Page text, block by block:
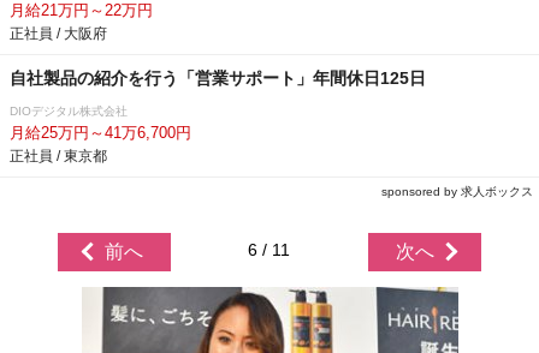
月給21万円～22万円
正社員 / 大阪府
自社製品の紹介を行う「営業サポート」年間休日125日
DIOデジタル株式会社
月給25万円～41万6,700円
正社員 / 東京都
sponsored by 求人ボックス
前へ 6 / 11 次へ